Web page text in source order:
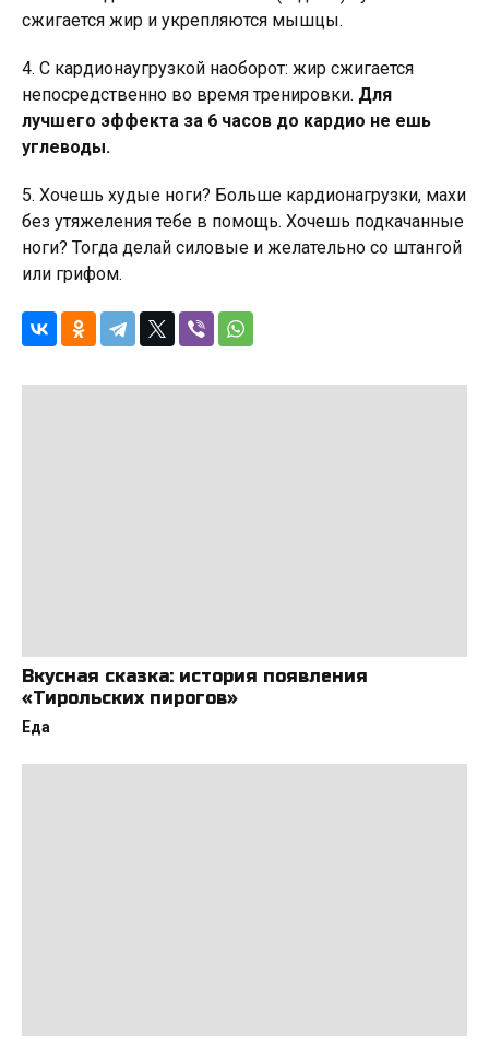
сжигается жир и укрепляются мышцы.
4. С кардионаугрузкой наоборот: жир сжигается
непосредственно во время тренировки. Для
лучшего эффекта за 6 часов до кардио не ешь
углеводы.
5. Хочешь худые ноги? Больше кардионагрузки, махи
без утяжеления тебе в помощь. Хочешь подкачанные
ноги? Тогда делай силовые и желательно со штангой
или грифом.
Вкусная сказка: история появления
«Тирольских пирогов»
Еда